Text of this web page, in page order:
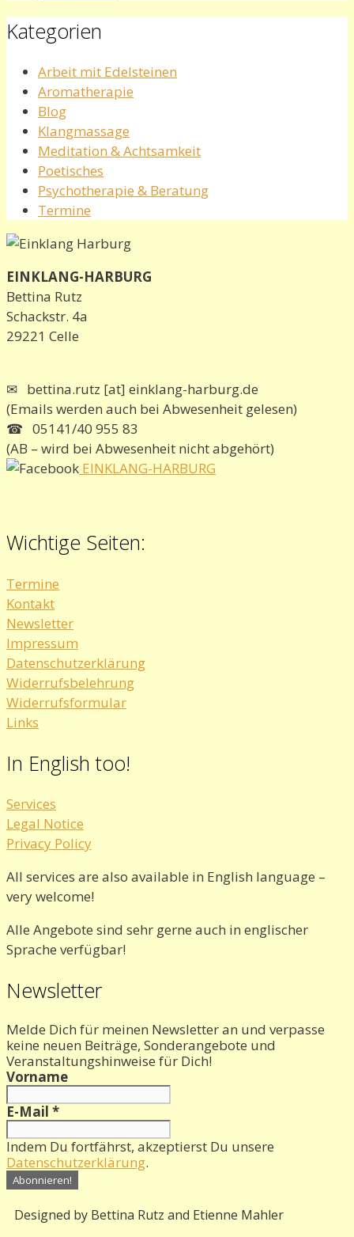
Kategorien
Arbeit mit Edelsteinen
Aromatherapie
Blog
Klangmassage
Meditation & Achtsamkeit
Poetisches
Psychotherapie & Beratung
Termine
EINKLANG-HARBURG
Bettina Rutz
Schackstr. 4a
29221 Celle
✉ bettina.rutz [at] einklang-harburg.de
(Emails werden auch bei Abwesenheit gelesen)
☎ 05141/40 955 83
(AB – wird bei Abwesenheit nicht abgehört)
EINKLANG-HARBURG
Wichtige Seiten:
Termine
Kontakt
Newsletter
Impressum
Datenschutzerklärung
Widerrufsbelehrung
Widerrufsformular
Links
In English too!
Services
Legal Notice
Privacy Policy
All services are also available in English language –
very welcome!
Alle Angebote sind sehr gerne auch in englischer
Sprache verfügbar!
Newsletter
Melde Dich für meinen Newsletter an und verpasse
keine neuen Beiträge, Sonderangebote und
Veranstaltungshinweise für Dich!
Vorname
E-Mail *
Indem Du fortfährst, akzeptierst Du unsere
Datenschutzerklärung.
Designed by Bettina Rutz and Etienne Mahler